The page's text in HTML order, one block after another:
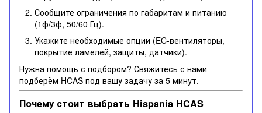
Сообщите ограничения по габаритам и питанию
(1ф/3ф, 50/60 Гц).
Укажите необходимые опции (EC-вентиляторы,
покрытие ламелей, защиты, датчики).
Нужна помощь с подбором? Свяжитесь с нами —
подберём HCAS под вашу задачу за 5 минут.
Почему стоит выбрать Hispania HCAS